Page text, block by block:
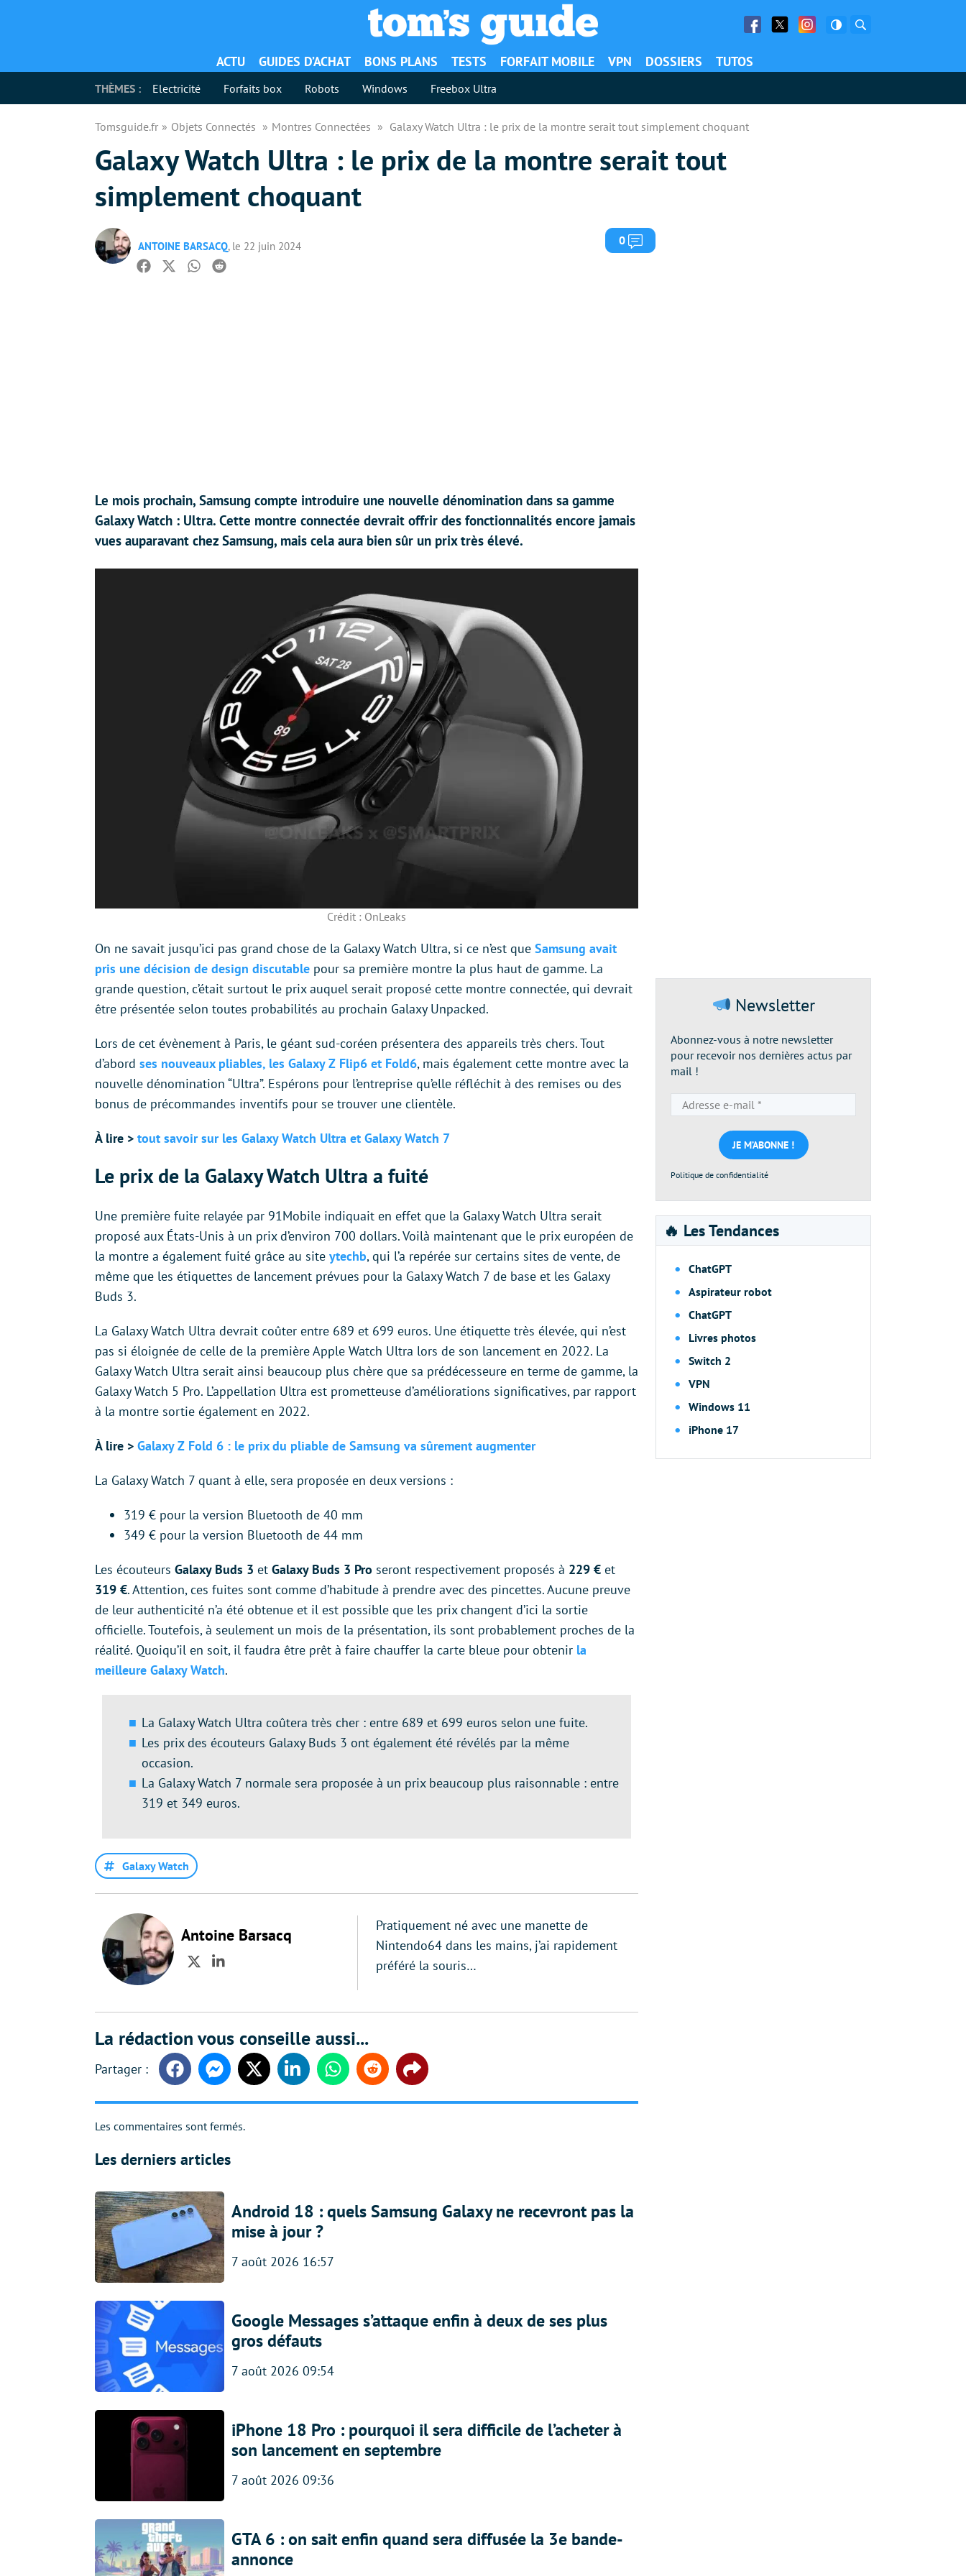
Facebook
Twitter Facebook
ACTU GUIDES D’ACHAT BONS PLANS TESTS FORFAIT MOBILE VPN DOSSIERS TUTOS
THÈMES : Electricité Forfaits box Robots Windows Freebox Ultra
Tomsguide.fr Objets Connectés Montres Connectées Galaxy Watch Ultra : le prix de la montre serait tout simplement choquant
Galaxy Watch Ultra : le prix de la montre serait tout
simplement choquant
ANTOINE BARSACQ, le 22 juin 2024 0 Commentaires
Facebook
TwitterWhatsapp
Reddit
Le mois prochain, Samsung compte introduire une nouvelle dénomination dans sa gamme
Galaxy Watch : Ultra. Cette montre connectée devrait offrir des fonctionnalités encore jamais
vues auparavant chez Samsung, mais cela aura bien sûr un prix très élevé.
Crédit : OnLeaks
On ne savait jusqu’ici pas grand chose de la Galaxy Watch Ultra, si ce n’est que Samsung avait
pris une décision de design discutable pour sa première montre la plus haut de gamme. La
grande question, c’était surtout le prix auquel serait proposé cette montre connectée, qui devrait
être présentée selon toutes probabilités au prochain Galaxy Unpacked.
Lors de cet évènement à Paris, le géant sud-coréen présentera des appareils très chers. Tout
d’abord ses nouveaux pliables, les Galaxy Z Flip6 et Fold6, mais également cette montre avec la
nouvelle dénomination “Ultra”. Espérons pour l’entreprise qu’elle réfléchit à des remises ou des
bonus de précommandes inventifs pour se trouver une clientèle.
À lire > tout savoir sur les Galaxy Watch Ultra et Galaxy Watch 7
Le prix de la Galaxy Watch Ultra a fuité
Une première fuite relayée par 91Mobile indiquait en effet que la Galaxy Watch Ultra serait
proposé aux États-Unis à un prix d’environ 700 dollars. Voilà maintenant que le prix européen de
la montre a également fuité grâce au site ytechb, qui l’a repérée sur certains sites de vente, de
même que les étiquettes de lancement prévues pour la Galaxy Watch 7 de base et les Galaxy
Buds 3.
La Galaxy Watch Ultra devrait coûter entre 689 et 699 euros. Une étiquette très élevée, qui n’est
pas si éloignée de celle de la première Apple Watch Ultra lors de son lancement en 2022. La
Galaxy Watch Ultra serait ainsi beaucoup plus chère que sa prédécesseure en terme de gamme, la
Galaxy Watch 5 Pro. L’appellation Ultra est prometteuse d’améliorations significatives, par rapport
à la montre sortie également en 2022.
À lire > Galaxy Z Fold 6 : le prix du pliable de Samsung va sûrement augmenter
La Galaxy Watch 7 quant à elle, sera proposée en deux versions :
319 € pour la version Bluetooth de 40 mm
349 € pour la version Bluetooth de 44 mm
Les écouteurs Galaxy Buds 3 et Galaxy Buds 3 Pro seront respectivement proposés à 229 € et
319 €. Attention, ces fuites sont comme d’habitude à prendre avec des pincettes. Aucune preuve
de leur authenticité n’a été obtenue et il est possible que les prix changent d’ici la sortie
officielle. Toutefois, à seulement un mois de la présentation, ils sont probablement proches de la
réalité. Quoiqu’il en soit, il faudra être prêt à faire chauffer la carte bleue pour obtenir la
meilleure Galaxy Watch.
La Galaxy Watch Ultra coûtera très cher : entre 689 et 699 euros selon une fuite.
Les prix des écouteurs Galaxy Buds 3 ont également été révélés par la même
occasion.
La Galaxy Watch 7 normale sera proposée à un prix beaucoup plus raisonnable : entre
319 et 349 euros.
Galaxy Watch
Antoine Barsacq
TwitterLinkedIn
Pratiquement né avec une manette de
Nintendo64 dans les mains, j’ai rapidement
préféré la souris…
La rédaction vous conseille aussi...
FacebookMessengerTwitter LinkedinWhatsappReddit Share
Les commentaires sont fermés.
Les derniers articles
Android 18 : quels Samsung Galaxy ne recevront pas la
mise à jour ?
7 août 2026 16:57
Google Messages s’attaque enfin à deux de ses plus
gros défauts
7 août 2026 09:54
iPhone 18 Pro : pourquoi il sera difficile de l’acheter à
son lancement en septembre
7 août 2026 09:36
GTA 6 : on sait enfin quand sera diffusée la 3e bande-
annonce
Newsletter
Abonnez-vous à notre newsletter
pour recevoir nos dernières actus par
mail !
e-
mail
*
Politique de confidentialité
🔥 Les Tendances
ChatGPT
Aspirateur robot
ChatGPT
Livres photos
Switch 2
VPN
Windows 11
iPhone 17